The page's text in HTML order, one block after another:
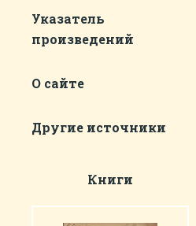
Указатель
произведений
О сайте
Другие источники
Книги